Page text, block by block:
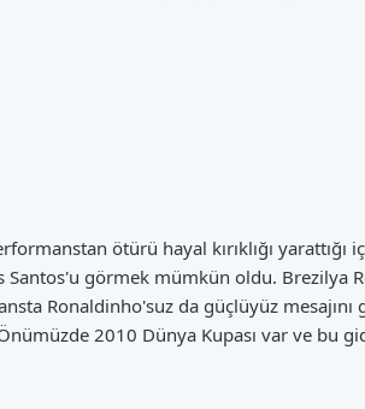
ötürü hayal kırıklığı
Santos'u görmek mümkün oldu.
Ronaldinho'suz da güçlüyüz
2010 Dünya Kupası var ve bu